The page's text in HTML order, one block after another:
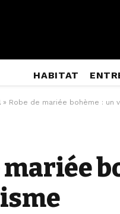
HABITAT
» Robe de mariée bohème :
mariée